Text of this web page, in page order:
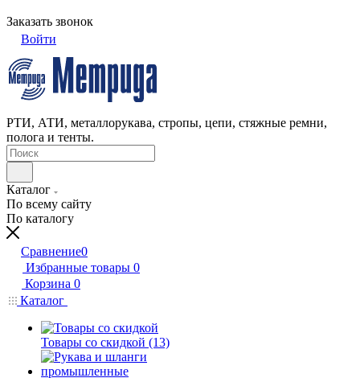
Заказать звонок
Войти
РТИ, АТИ, металлорукава, стропы, цепи, стяжные ремни,
полога и тенты.
Каталог
По всему сайту
По каталогу
Сравнение0
Избранные товары 0
Корзина 0
Каталог
Товары со скидкой (13)